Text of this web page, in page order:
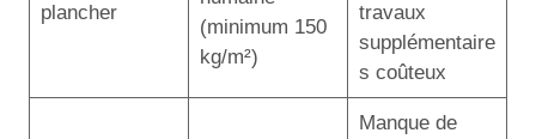
plancher
(minimum 150
kg/m²)
travaux
supplémentaire
s coûteux
Manque de